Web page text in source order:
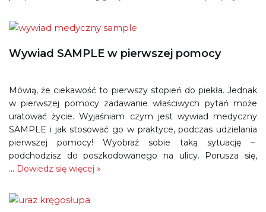
Wywiad SAMPLE w pierwszej pomocy
Mówią, że ciekawość to pierwszy stopień do piekła. Jednak
w pierwszej pomocy zadawanie właściwych pytań może
uratować życie. Wyjaśniam czym jest wywiad medyczny
SAMPLE i jak stosować go w praktyce, podczas udzielania
pierwszej pomocy! Wyobraź sobie taką sytuację –
podchodzisz do poszkodowanego na ulicy. Porusza się,
… Dowiedz się więcej »